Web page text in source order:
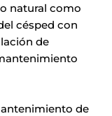
natural como
césped con
de
de